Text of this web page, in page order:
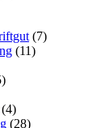
(7)
(11)
(4)
(28)